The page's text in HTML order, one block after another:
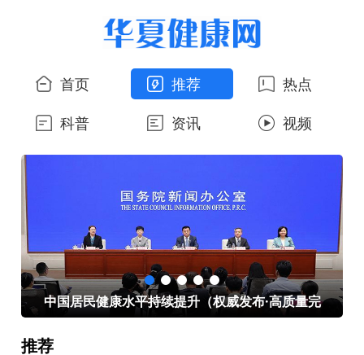
首页 推荐
热点
科普
资讯 视频
中国居民健康水平持续提升（权威发布·高质量完
推荐